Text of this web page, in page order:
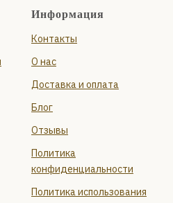
Информация
Контакты
О нас
Доставка и оплата
Блог
Отзывы
Политика
конфиденциальности
Политика использования